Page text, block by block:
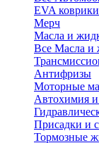
EVA
Мерч
Масла и
Все Масла и
Антифризы
Моторные
Автохимия и
Присадки и
Тормозные